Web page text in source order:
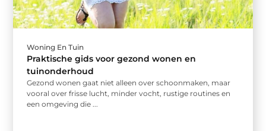
Woning En Tuin
Praktische gids voor gezond wonen en
tuinonderhoud
Gezond wonen gaat niet alleen over schoonmaken, maar
vooral over frisse lucht, minder vocht, rustige routines en
een omgeving die ...